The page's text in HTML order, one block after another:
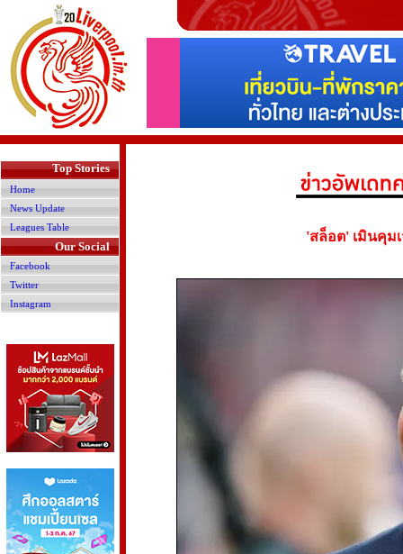
Top Stories
Home
News Update
Leagues Table
Our Social
Facebook
Twitter
Instagram
'สล็อต' เมินคุม